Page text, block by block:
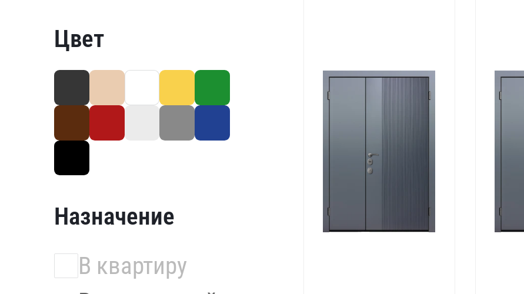
Цвет
Назначение
В квартиру